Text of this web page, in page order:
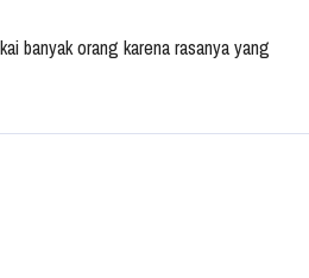
banyak orang karena rasanya yang